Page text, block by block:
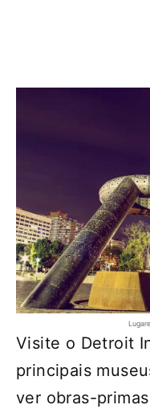
Visite o Detroit
principais
ver obras-